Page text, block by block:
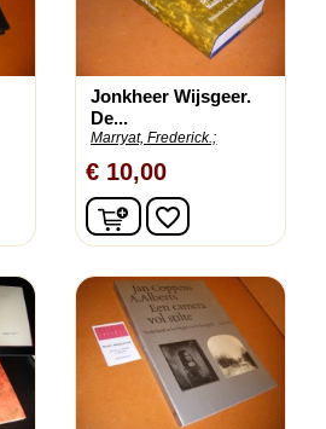
Jonkheer Wijsgeer.
De...
Marryat, Frederick.;
€ 10,00
In winkelwagen
favorite_border